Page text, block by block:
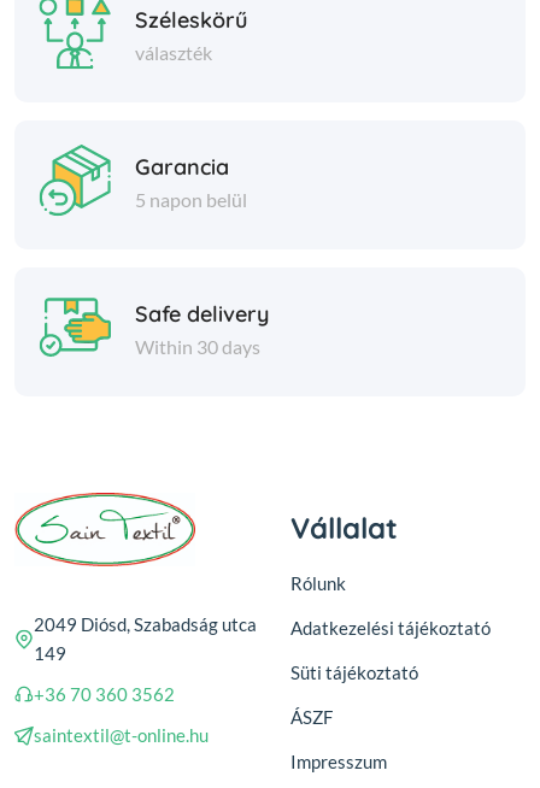
Széleskörű
választék
Garancia
5 napon belül
Safe delivery
Within 30 days
2049 Diósd, Szabadság utca
149
+36 70 360 3562
saintextil@t-online.hu
Vállalat
Rólunk
Adatkezelési tájékoztató
Süti tájékoztató
ÁSZF
Impresszum